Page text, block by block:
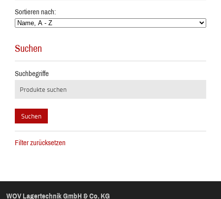
Sortieren nach:
Suchen
Suchbegriffe
Filter zurücksetzen
WOV Lagertechnik GmbH & Co. KG